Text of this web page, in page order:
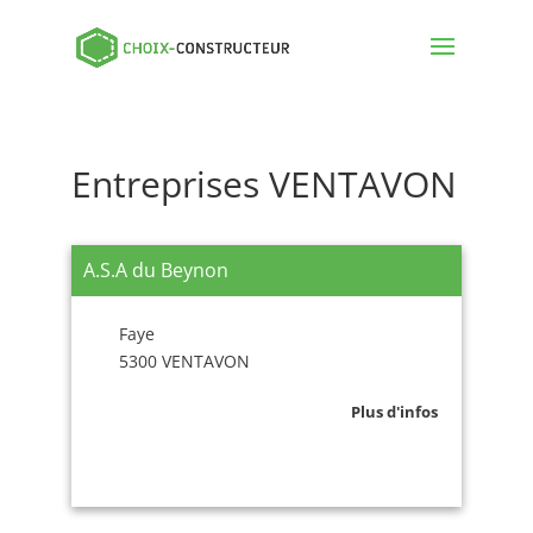
Entreprises VENTAVON
A.S.A du Beynon
Faye
5300 VENTAVON
Plus d'infos